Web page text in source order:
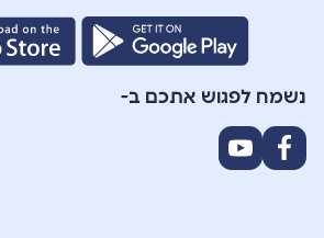
נשמח לפגוש אתכם ב-